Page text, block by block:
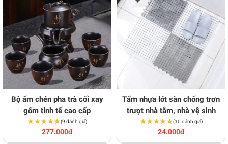
Bộ ấm chén pha trà cối xay
gốm tinh tế cao cấp
★★★★★
★★★★★(9 đánh giá)
277.000đ
Tấm nhựa lót sàn chống trơn
trượt nhà tắm, nhà vệ sinh
★★★★★
★★★★★(10 đánh giá)
24.000đ